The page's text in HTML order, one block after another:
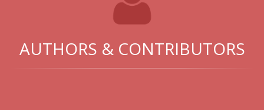
AUTHORS & CONTRIBUTORS